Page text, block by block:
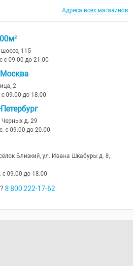
Адреса всех магазинов
115
с 09:00 до 21:00
2
09:00 до 18:00
Черных д. 29
с 09:00 до 20:00
Близкий, ул. Ивана Шкабуры д. 8,
с 09:00 до 18:00
8 800 222-17-62